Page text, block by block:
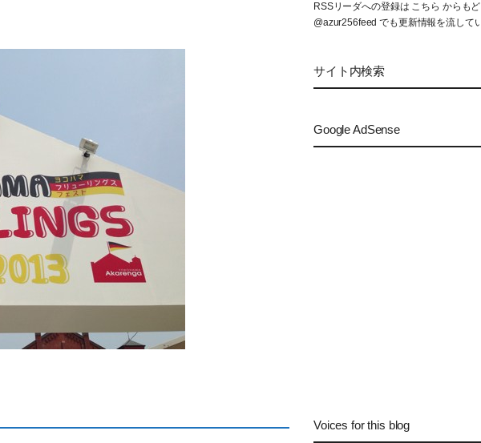
RSSリーダへの登録は こちら からもど
@azur256feed でも更新情報を流して
サイト内検索
Google AdSense
Voices for this blog